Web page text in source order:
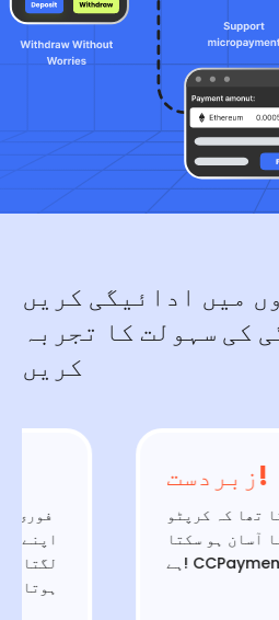
کی سہولت کا تجربہ
کریں
زبردست!
تھا کہ کرپٹو
آسان ہو سکتا